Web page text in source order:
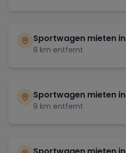
Sportwagen mieten in
8 km entfernt
Sportwagen mieten in
9 km entfernt